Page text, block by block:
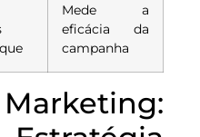
Mede a
eficácia da
campanha